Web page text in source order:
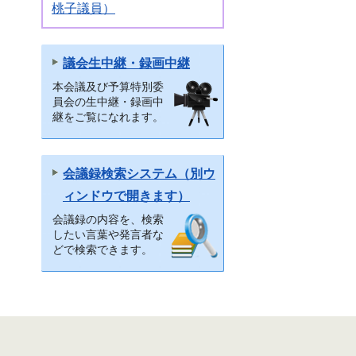
桃子議員）
議会生中継・録画中継
本会議及び予算特別委
員会の生中継・録画中
継をご覧になれます。
会議録検索システム（別ウ
ィンドウで開きます）
会議録の内容を、検索
したい言葉や発言者な
どで検索できます。